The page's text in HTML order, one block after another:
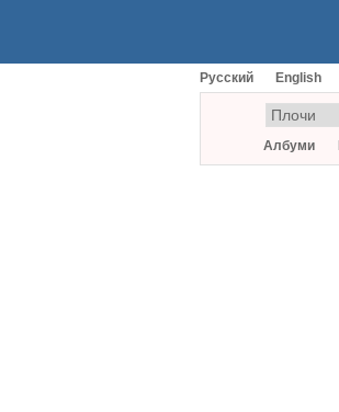
Русский English
Албуми